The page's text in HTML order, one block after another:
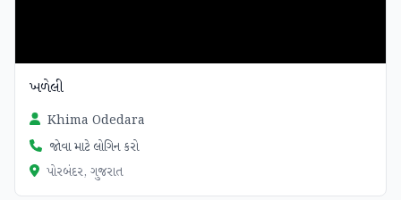
ખળેલી
Khima Odedara
જોવા માટે લોગિન કરો
પોરબંદર, ગુજરાત